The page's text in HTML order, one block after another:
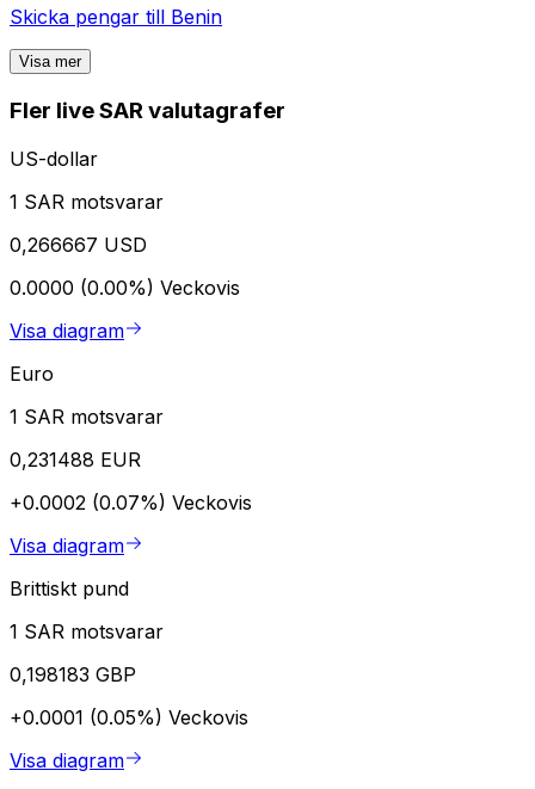
Skicka pengar till Benin
Visa mer
Fler live SAR valutagrafer
US-dollar
1 SAR motsvarar
0,266667 USD
0.0000 (0.00%) Veckovis
Visa diagram
Euro
1 SAR motsvarar
0,231488 EUR
+0.0002 (0.07%) Veckovis
Visa diagram
Brittiskt pund
1 SAR motsvarar
0,198183 GBP
+0.0001 (0.05%) Veckovis
Visa diagram